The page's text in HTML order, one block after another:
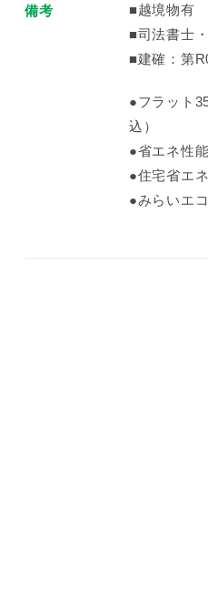
備考
■越境物有
■司法書士
■建確：第
●フラット
込）
●省エネ性
●住宅省エ
●みらいエ